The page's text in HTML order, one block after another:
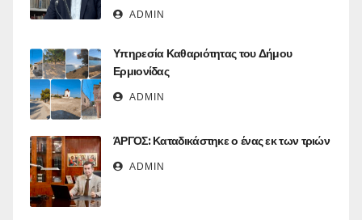
ADMIN
Υπηρεσία Καθαριότητας του Δήμου
Ερμιονίδας
ADMIN
ΆΡΓΟΣ: Καταδικάστηκε ο ένας εκ των τριών
ADMIN